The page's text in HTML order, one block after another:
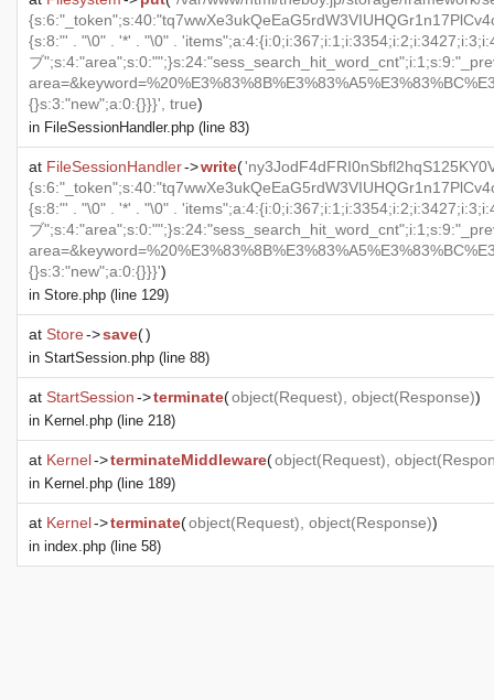
{s:8:"' . "\0" . '*' . "\0" .
ブ
{}s:3:"new";a:0:{}}}', true)
in FileSessionHandler.php (line 83)
at FileSessionHandler->write(
{s:8:"' . "\0" . '*' . "\0" .
ブ
{}s:3:"new";a:0:{}}}')
in Store.php (line 129)
at Store->save()
in StartSession.php (line 88)
at StartSession->terminate(object(Request), object(Response))
in Kernel.php (line 218)
at Kernel->terminateMiddleware(object(Request), object(
in Kernel.php (line 189)
at Kernel->terminate(object(Request), object(Response))
in index.php (line 58)